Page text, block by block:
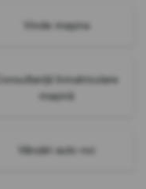
Vinde mașina
Consultanță înmatriculare
mașină
Vânzări auto noi